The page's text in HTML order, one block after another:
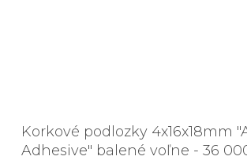
Korkové podlozky 4x16x18mm
Adhesive" balené voľne - 36